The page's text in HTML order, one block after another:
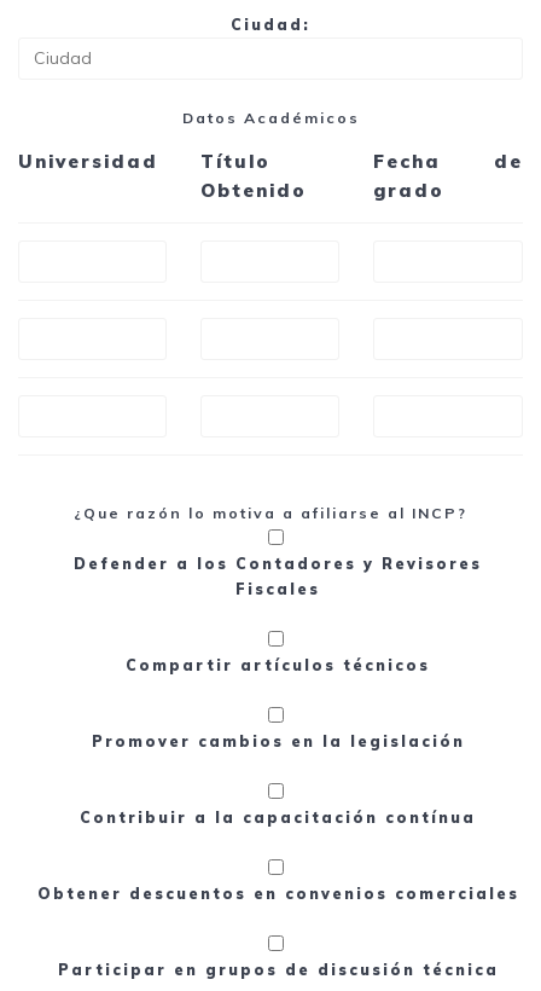
Ciudad:
Datos Académicos
Universidad
Título
Obtenido
Fecha de
grado
¿Que razón lo motiva a afiliarse al INCP?
Defender a los Contadores y Revisores
Fiscales
Compartir artículos técnicos
Promover cambios en la legislación
Contribuir a la capacitación contínua
Obtener descuentos en convenios comerciales
Participar en grupos de discusión técnica